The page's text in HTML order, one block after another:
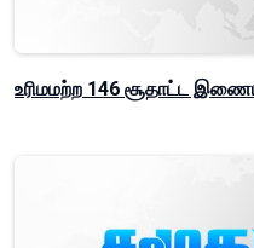
உரிமமற்ற 146 சூதாட்ட